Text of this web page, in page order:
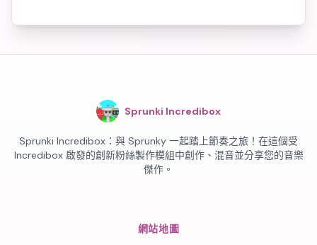
Sprunki Incredibox
Sprunki Incredibox：與 Sprunky 一起踏上節奏之旅！在這個受
Incredibox 啟發的創新粉絲製作模組中創作、混音並分享您的音樂
傑作。
網站地圖